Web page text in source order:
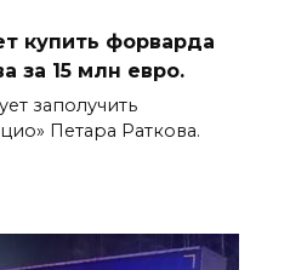
купить форварда
за 15 млн евро.
заполучить
Петара Раткова.